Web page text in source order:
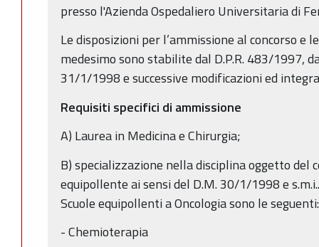
presso l'Azienda Ospedaliero Universitaria di
Le disposizioni per l’ammissione al concorso e
medesimo sono stabilite dal D.P.R. 483/1997,
31/1/1998 e successive modificazioni ed
Requisiti specifici di ammissione
A) Laurea in Medicina e Chirurgia;
B) specializzazione nella disciplina oggetto del
equipollente ai sensi del D.M. 30/1/1998 e
Scuole equipollenti a Oncologia sono le seguenti:
- Chemioterapia